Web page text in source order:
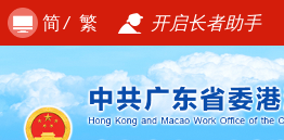
简/ 繁 开启长者助手